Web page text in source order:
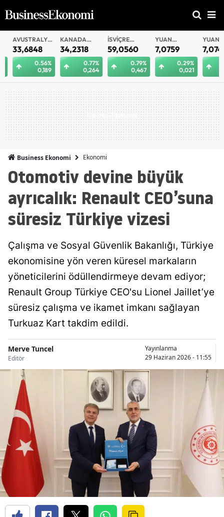
AVUSTRALYA
DOLARI
33,6848
0.56%
0,189
KANADA
DOLARI
34,2318
0.77%
0,264
İSVIÇRE
FRANKI
59,0560
0.79%
0,467
YUAN
OFFSHORE
7,0759
0.29%
0,021
YUAN
7,0749
Business Ekonomi Ekonomi
Otomotiv devine büyük
ayrıcalık: Renault CEO’suna
süresiz Türkiye vizesi
Çalışma ve Sosyal Güvenlik Bakanlığı, Türkiye
ekonomisine yön veren küresel markaların
yöneticilerini ödüllendirmeye devam ediyor;
Renault Group Türkiye CEO'su Lionel Jaillet’ye
süresiz çalışma ve ikamet imkanı sağlayan
Turkuaz Kart takdim edildi.
Merve Tuncel
Editör
Yayınlanma
29 Haziran 2026 - 11:55